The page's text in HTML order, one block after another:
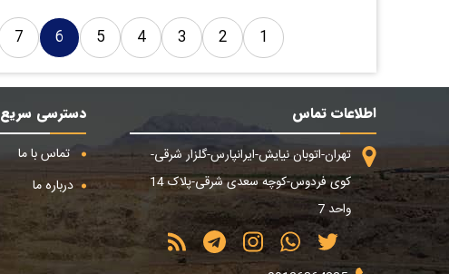
1
2
3
4
5
6
7
اطلاعات تماس
تهران-اتوبان نیایش-ایرانپارس-گلزار شرقی-
کوی فردوس-کوچه سعدی شرقی-پلاک 14
واحد 7
دسترسی سریع
تماس با ما
درباره ما